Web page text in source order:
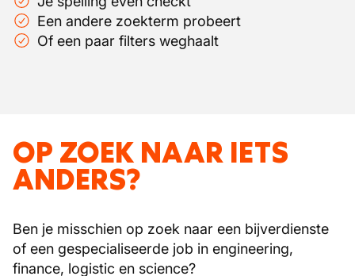
Een andere zoekterm probeert
Of een paar filters weghaalt
OP ZOEK NAAR IETS
ANDERS?
Ben je misschien op zoek naar een bijverdienste
of een gespecialiseerde job in engineering,
finance, logistic en science?